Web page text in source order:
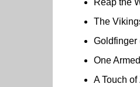
Reap the
The
Goldfinger
One
A Touch